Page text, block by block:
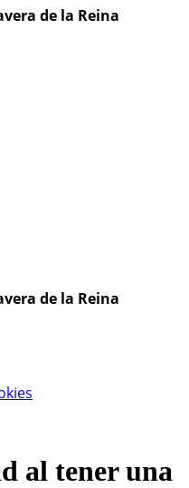
de la Reina
de la Reina
al tener una